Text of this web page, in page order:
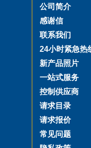
公司简介
感谢信
联系我们
24小时紧急热
新产品照片
一站式服务
控制供应商
请求目录
请求报价
常见问题